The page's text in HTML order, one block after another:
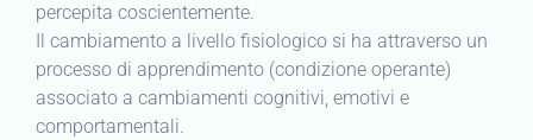
percepita coscientemente.
Il cambiamento a livello fisiologico si ha attraverso un
processo di apprendimento (condizione operante)
associato a cambiamenti cognitivi, emotivi e
comportamentali.